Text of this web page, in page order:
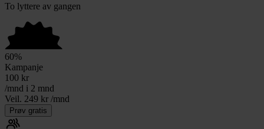
To lyttere av gangen
60%
Kampanje
100 kr
/mnd i 2 mnd
Veil. 249 kr /mnd
Prøv gratis